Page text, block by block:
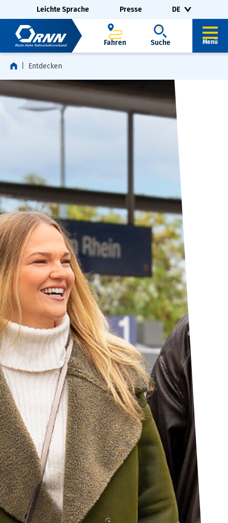
Navigation überspringen
Zur Fußzeile springen
Leichte Sprache Presse DE
Fahren Suche Menü
Entdecken